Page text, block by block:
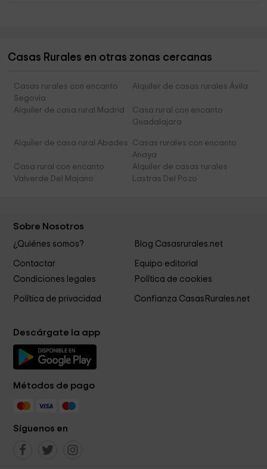
Casas Rurales en otras zonas cercanas
Casas rurales con encanto
Segovia
Alquiler de casas rurales Ávila
Alquiler de casa rural Madrid
Casa rural con encanto
Guadalajara
Alquiler de casa rural Abades
Casas rurales con encanto
Anaya
Casa rural con encanto
Valverde Del Majano
Alquiler de casas rurales
Lastras Del Pozo
Sobre Nosotros
¿Quiénes somos? Blog Casasrurales.net
Contactar
Equipo editorial
Condiciones legales
Política de cookies
Política de privacidad Confianza CasasRurales.net
Descárgate la app
Métodos de pago
Síguenos en